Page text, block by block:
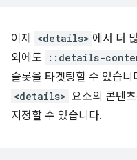
이제 <details> 에서 더
외에도
::details-
슬롯을 타겟팅할 수 있습
<details> 요소의 콘텐
지정할 수 있습니다.